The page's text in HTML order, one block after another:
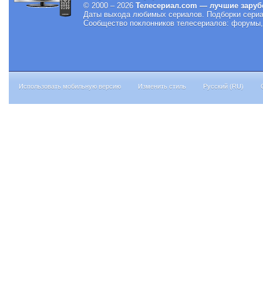
© 2000 – 2026 Телесериал.com — лучшие
Даты выхода любимых сериалов.
Подборки
Сообщество поклонников телесериалов:
Использовать мобильную версию Изменить стиль Русский (RU)